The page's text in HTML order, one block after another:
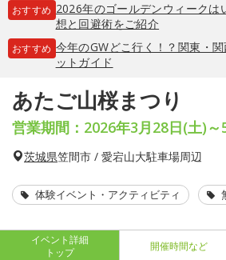
おすすめ 2026年のゴールデンウィークは
想と回避術をご紹介
おすすめ 今年のGWどこ行く！？関東・
ットガイド
あたご山桜まつり
営業期間：2026年3月28日(土)～
茨城県笠間市 / 愛宕山大駐車場周辺
体験イベント・アクティビティ
イベント詳細
トップ
開催時間など